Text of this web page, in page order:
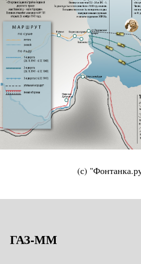
(с)
ГАЗ-ММ